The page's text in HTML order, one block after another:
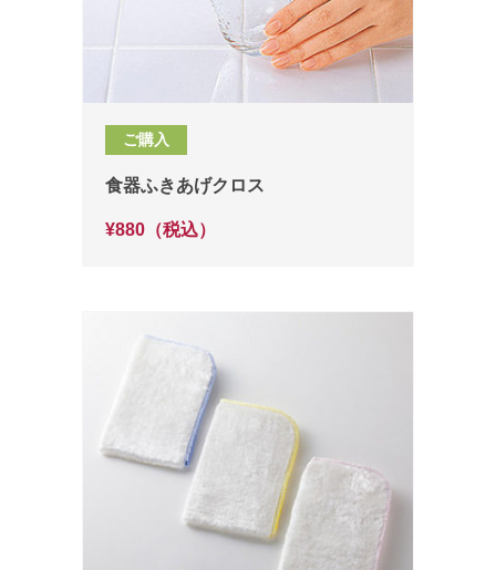
ご購入
食器ふきあげクロス
¥880（税込）